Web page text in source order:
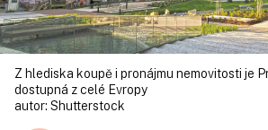
Z hlediska koupě i pronájmu nemovitosti je
dostupná z celé Evropy
autor: Shutterstock